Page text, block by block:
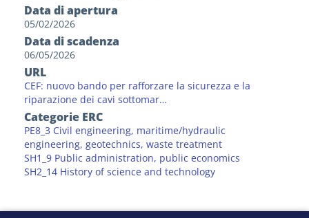
Data di apertura
05/02/2026
Data di scadenza
06/05/2026
URL
CEF: nuovo bando per rafforzare la sicurezza e la
riparazione dei cavi sottomar…
Categorie ERC
PE8_3 Civil engineering, maritime/hydraulic
engineering, geotechnics, waste treatment
SH1_9 Public administration, public economics
SH2_14 History of science and technology